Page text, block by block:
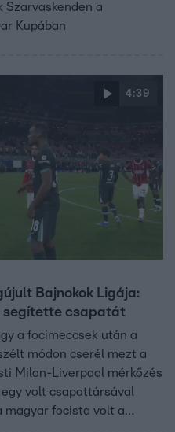
a
Kupában
4:39
Bajnokok Ligája:
segítette csapatát
a focimeccsek után a
módon cserél mezt a
Milan-Liverpool mérkőzés
volt csapattársával
magyar focista volt a